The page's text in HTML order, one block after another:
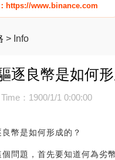
https://www.binance.com
> Info
逐良幣是如何形
Time：1900/1/1 0:00:00
幣是如何形成的？
問題，首先要知道何為劣